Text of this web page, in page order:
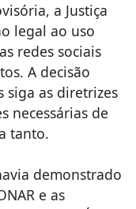
a Justiça
legal ao uso
redes sociais
A decisão
siga as diretrizes
necessárias de
tanto.
demonstrado
e as